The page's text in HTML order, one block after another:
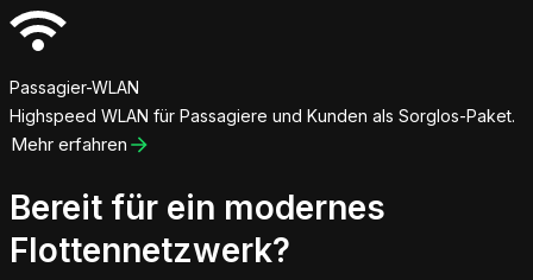
Passagier-WLAN
Highspeed WLAN für Passagiere und Kunden als Sorglos-Paket.
Mehr erfahren
Bereit für ein modernes
Flottennetzwerk?